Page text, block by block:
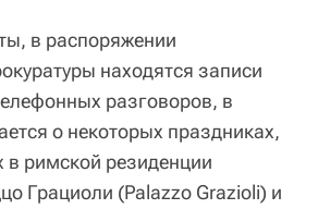
в распоряжении
находятся записи
разговоров, в
о некоторых праздниках,
в римской резиденции
Грациоли (Palazzo Grazioli) и